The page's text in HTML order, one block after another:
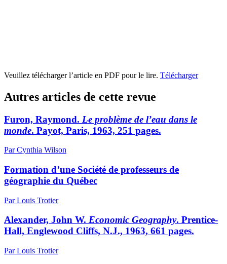
Veuillez télécharger l’article en PDF pour le lire. Télécharger
Autres articles de cette revue
Furon, Raymond. Le problème de l’eau dans le
monde. Payot, Paris, 1963, 251 pages.
Par Cynthia Wilson
Formation d’une Société de professeurs de
géographie du Québec
Par Louis Trotier
Alexander, John W. Economic Geography. Prentice-
Hall, Englewood Cliffs, N.J., 1963, 661 pages.
Par Louis Trotier